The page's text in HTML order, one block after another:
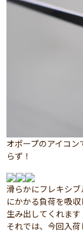
オポープのアイコ
らず！
滑らかにフレキシ
にかかる負荷を吸
生み出してくれます
それでは、今回入